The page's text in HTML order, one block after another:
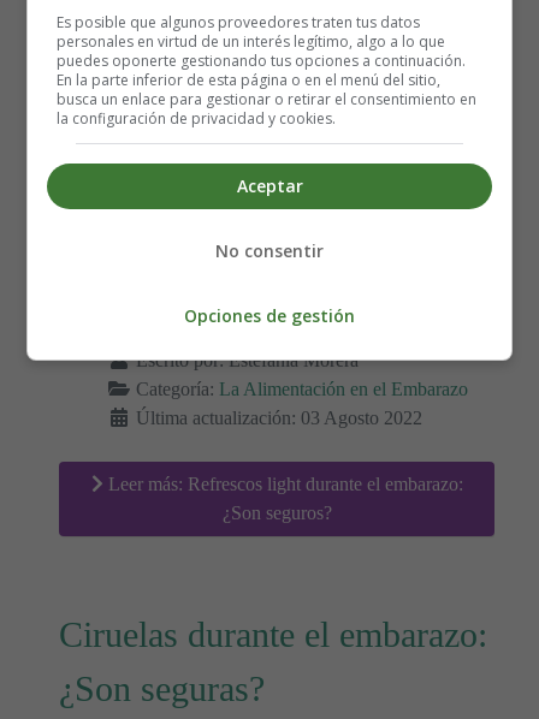
Escrito por:Estefanía Morera
Categoría: La Alimentación en el Embarazo
Última actualización: 03 Agosto 2022
Leer más: Refrescos light durante el embarazo:
¿Son seguros?
Ciruelas durante el embarazo:
¿Son seguras?
Es posible que algunos proveedores traten tus datos
personales en virtud de un interés legítimo, algo a lo que
puedes oponerte gestionando tus opciones a continuación.
En la parte inferior de esta página o en el menú del sitio,
busca un enlace para gestionar o retirar el consentimiento en
la configuración de privacidad y cookies.
Aceptar
No consentir
Opciones de gestión